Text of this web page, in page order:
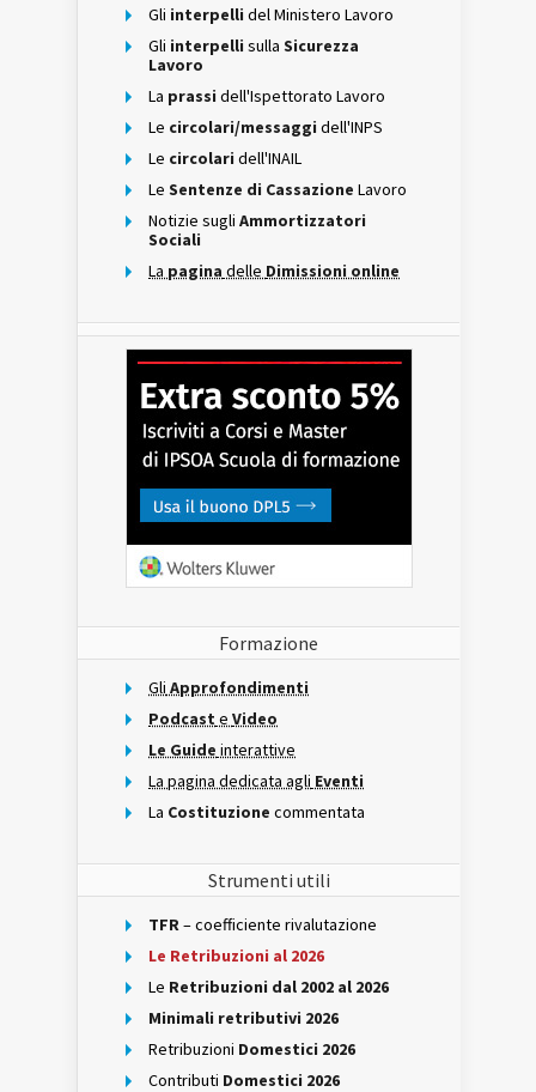
Gli interpelli del Ministero Lavoro
Gli interpelli sulla Sicurezza
Lavoro
La prassi dell'Ispettorato Lavoro
Le circolari/messaggi dell'INPS
Le circolari dell'INAIL
Le Sentenze di Cassazione Lavoro
Notizie sugli Ammortizzatori
Sociali
La pagina delle Dimissioni online
Formazione
Gli Approfondimenti
Podcast e Video
Le Guide interattive
La pagina dedicata agli Eventi
La Costituzione commentata
Strumenti utili
TFR– coefficiente rivalutazione
Le Retribuzioni al 2026
Le Retribuzioni dal 2002 al 2026
Minimali retributivi 2026
Retribuzioni Domestici 2026
Contributi Domestici 2026